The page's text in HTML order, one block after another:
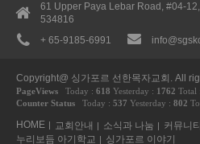
61 Upper Paya Lebar Road, #04-
534816
+ 65-9185-6991
Copyright@ 싱가포르 선한목자교회. All
PageViews Today : 618 Yesterday : 1762 Total :
Counter Status Today : 537 Yesterday : 802
HOME 교회안내 소식과 나눔 커뮤니티
누리보듬 아기학교
싱가포르 이야기